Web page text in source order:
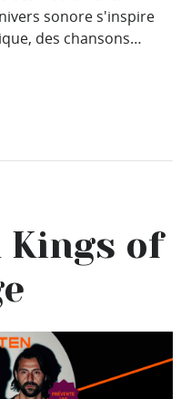
sonore s'inspire
des chansons…
Kings of